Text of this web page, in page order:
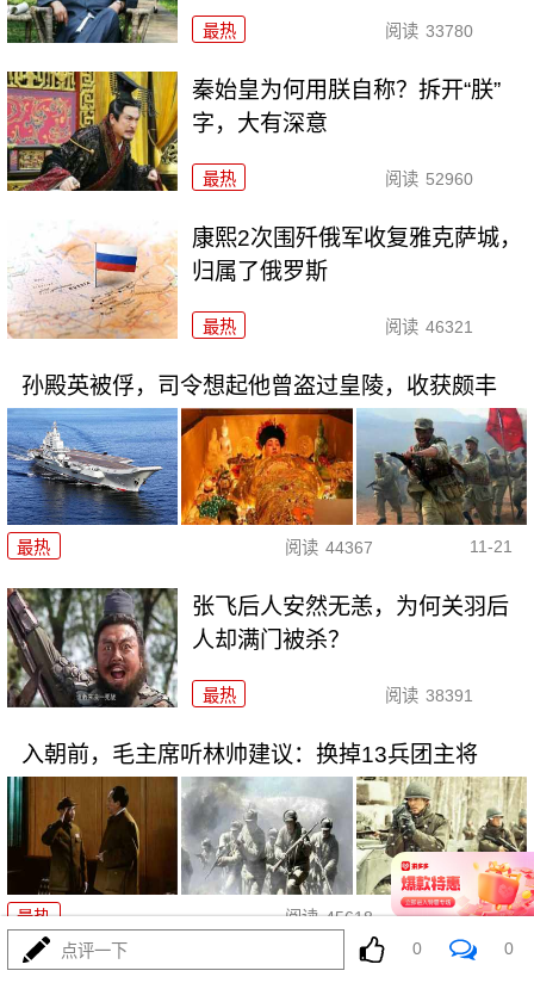
最热 阅读 33780
秦始皇为何用朕自称？拆开“朕”
字，大有深意
最热 阅读 52960
康熙2次围歼俄军收复雅克萨城，
归属了俄罗斯
最热 阅读 46321
孙殿英被俘，司令想起他曾盗过皇陵，收获颇丰
最热 阅读 44367 11-21
张飞后人安然无恙，为何关羽后
人却满门被杀？
最热 阅读 38391
入朝前，毛主席听林帅建议：换掉13兵团主将
最热 阅读 45618 11-20
阎红彦没军职，不符授衔条件，
点评一下 0 0